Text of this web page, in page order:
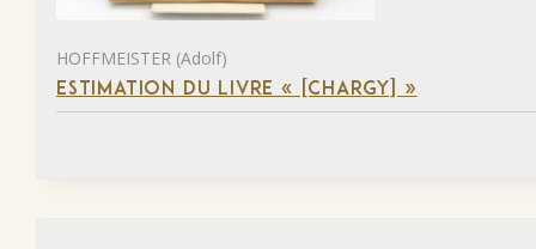
HOFFMEISTER (Adolf)
ESTIMATION DU LIVRE « [CHARGY] »